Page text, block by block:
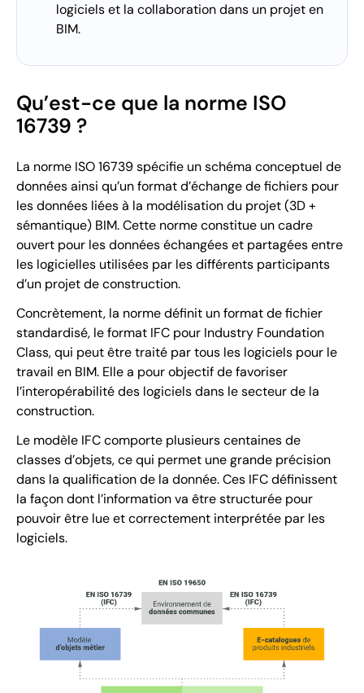
logiciels et la collaboration dans un projet en
BIM.
Qu’est-ce que la norme ISO
16739 ?
La norme ISO 16739 spécifie un schéma conceptuel de
données ainsi qu’un format d’échange de fichiers pour
les données liées à la modélisation du projet (3D +
sémantique) BIM. Cette norme constitue un cadre
ouvert pour les données échangées et partagées entre
les logicielles utilisées par les différents participants
d’un projet de construction.
Concrètement, la norme définit un format de fichier
standardisé, le format IFC pour Industry Foundation
Class, qui peut être traité par tous les logiciels pour le
travail en BIM. Elle a pour objectif de favoriser
l’interopérabilité des logiciels dans le secteur de la
construction.
Le modèle IFC comporte plusieurs centaines de
classes d’objets, ce qui permet une grande précision
dans la qualification de la donnée. Ces IFC définissent
la façon dont l’information va être structurée pour
pouvoir être lue et correctement interprétée par les
logiciels.